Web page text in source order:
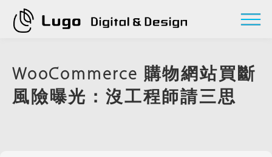
WooCommerce 購物網站買斷
風險曝光：沒工程師請三思